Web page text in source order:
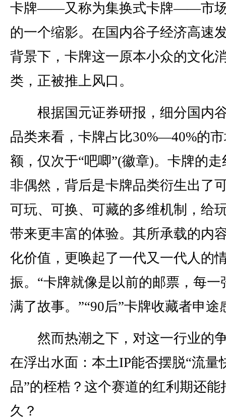
卡牌——又称为集换式卡牌——市
的一个缩影。在国内谷子经济高速
背景下，卡牌这一原本小众的文化
类，正被推上风口。
根据国元证券研报，细分国内
品类来看，卡牌占比30%—40%的
额，仅次于“吧唧”(徽章)。卡牌的走
非偶然，背后是卡牌品类衍生出了
可玩、可换、可藏的多维机制，给
带来更丰富的体验。其所承载的内
化价值，更唤起了一代又一代人的
振。“卡牌就像是以前的邮票，每一
满了故事。”“90后”卡牌收藏者申途
然而热潮之下，对这一行业的
在浮出水面：本土IP能否摆脱“流量
品”的桎梏？这个赛道的红利期还能
久？